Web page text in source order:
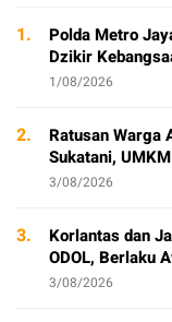
1.
Polda Metro
Dzikir
1/08/2026
2.
Ratusan Warga
Sukatani,
3/08/2026
3.
Korlantas dan
ODOL, Berlaku
3/08/2026